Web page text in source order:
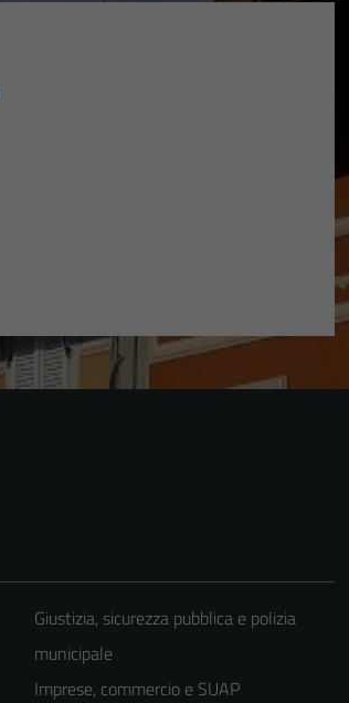
Giustizia, sicurezza pubblica e polizia
municipale
Imprese, commercio e SUAP